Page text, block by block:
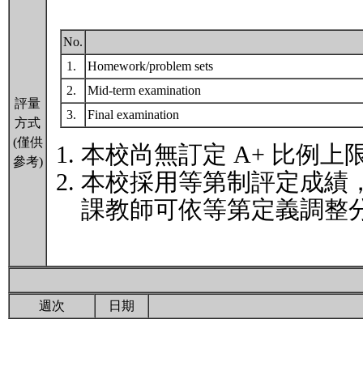
評量
方式
(僅供
參考)
No.
1.
Homework/problem sets
2.
Mid-term examination
3.
Final examination
本校尚無訂定 A+ 比例上
本校採用等第制評定成績
課教師可依等第定義調整
週次 日期